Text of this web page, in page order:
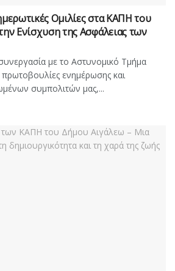
Ομιλίες στα ΚΑΠΗ του
Ενίσχυση της Ασφάλειας των
με το Αστυνομικό Τμήμα
πρωτοβουλίες ενημέρωσης και
συμπολιτών μας,...